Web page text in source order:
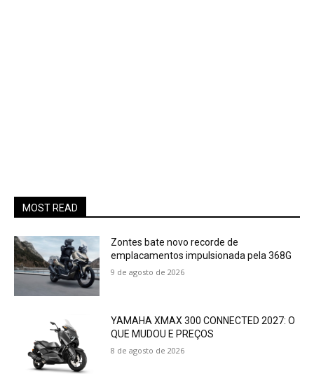
MOST READ
Zontes bate novo recorde de
emplacamentos impulsionada pela 368G
9 de agosto de 2026
YAMAHA XMAX 300 CONNECTED 2027: O
QUE MUDOU E PREÇOS
8 de agosto de 2026